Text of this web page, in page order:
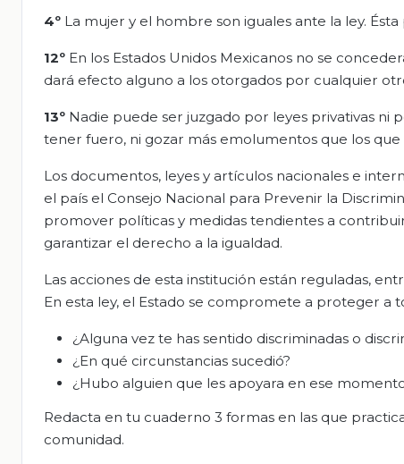
4º La mujer y el hombre son iguales ante la ley.
12º En los Estados Unidos Mexicanos no se
dará efecto alguno a los otorgados por cualquier
13º Nadie puede ser juzgado por leyes privativas
tener fuero, ni gozar más emolumentos que los
Los documentos, leyes y artículos nacionales e
el país el Consejo Nacional para Prevenir la
promover políticas y medidas tendientes a
garantizar el derecho a la igualdad.
Las acciones de esta institución están reguladas,
En esta ley, el Estado se compromete a proteger a
¿Alguna vez te has sentido discriminadas o
¿En qué circunstancias sucedió?
¿Hubo alguien que les apoyara en ese
Redacta en tu cuaderno 3 formas en las que
comunidad.